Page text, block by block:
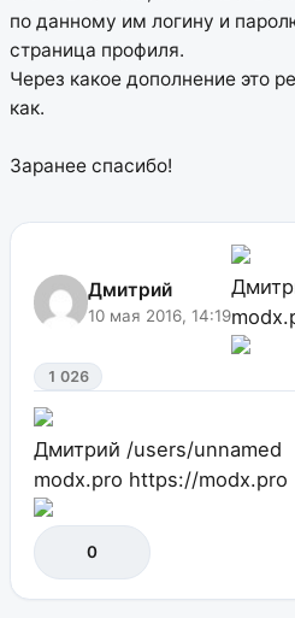
по данному им логину и
страница профиля.
Через какое дополнение это
как.
Заранее спасибо!
Дмитрий
10 мая 2016, 14:19
1 026
Дмитрий /users/unnamed
modx.pro https://modx.pro
0